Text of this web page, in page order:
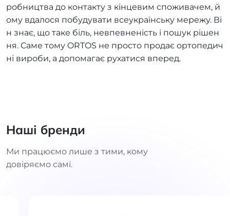
робництва до контакту з кінцевим споживачем, й
ому вдалося побудувати всеукраїнську мережу. Ві
н знає, що таке біль, невпевненість і пошук рішен
ня. Саме тому ORTOS не просто продає ортопедич
ні вироби, а допомагає рухатися вперед.
Наші бренди
Ми працюємо лише з тими, кому
довіряємо самі.